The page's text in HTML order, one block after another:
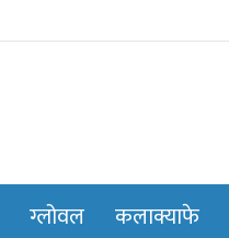
ग्लोवल कलाक्याफे